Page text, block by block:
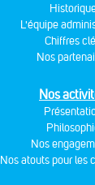
L'équipe
Chiffres
Nos
Nos
Nos
Nos atouts pour les